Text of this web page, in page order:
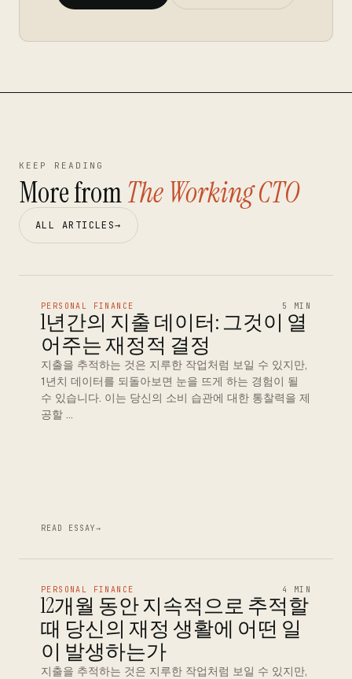
KEEP READING
More fromThe Working CTO
ALL ARTICLES→
PERSONAL FINANCE 5 MIN
1년간의 지출 데이터: 그것이 열
어주는 재정적 결정
지출을 추적하는 것은 지루한 작업처럼 보일 수 있지만,
1년치 데이터를 되돌아보면 눈을 뜨게 하는 경험이 될
수 있습니다. 이는 당신의 소비 습관에 대한 통찰력을 제
공할 …
READ ESSAY→
PERSONAL FINANCE 4 MIN
12개월 동안 지속적으로 추적할
때 당신의 재정 생활에 어떤 일
이 발생하는가
지출을 추적하는 것은 지루한 작업처럼 보일 수 있지만,